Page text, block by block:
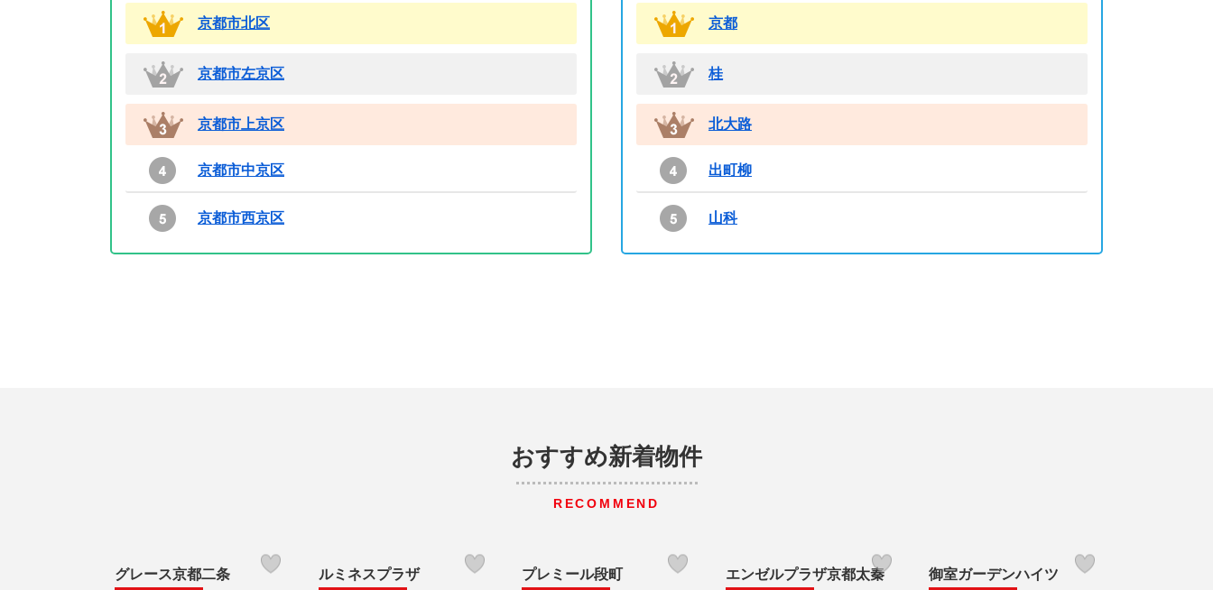
京都市北区
京都市左京区
京都市上京区
京都市中京区
京都市西京区
京都
桂
北大路
出町柳
山科
おすすめ新着物件
RECOMMEND
グレース京都二条 ルミネスプラザ プレミール段町 エンゼルプラザ京都太秦 御室ガーデンハイツ